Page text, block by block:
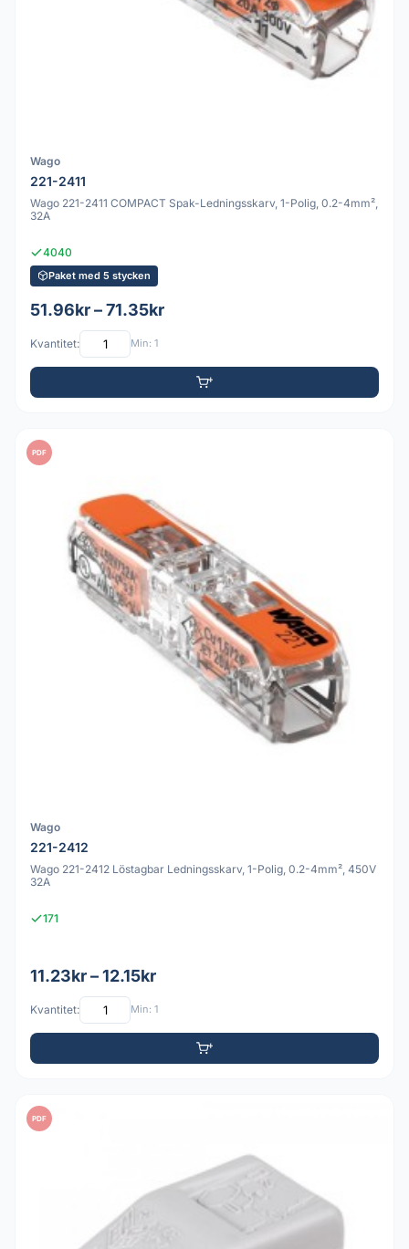
Wago
221-2411
Wago 221-2411 COMPACT Spak-Ledningsskarv, 1-Polig, 0.2-4mm²,
32A
4040
Paket med 5 stycken
51.96kr – 71.35kr
Kvantitet: Min: 1
PDF
Wago
221-2412
Wago 221-2412 Löstagbar Ledningsskarv, 1-Polig, 0.2-4mm², 450V
32A
171
11.23kr – 12.15kr
Kvantitet: Min: 1
PDF